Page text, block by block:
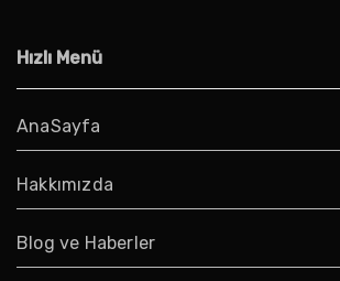
Hızlı Menü
AnaSayfa
Hakkımızda
Blog ve Haberler